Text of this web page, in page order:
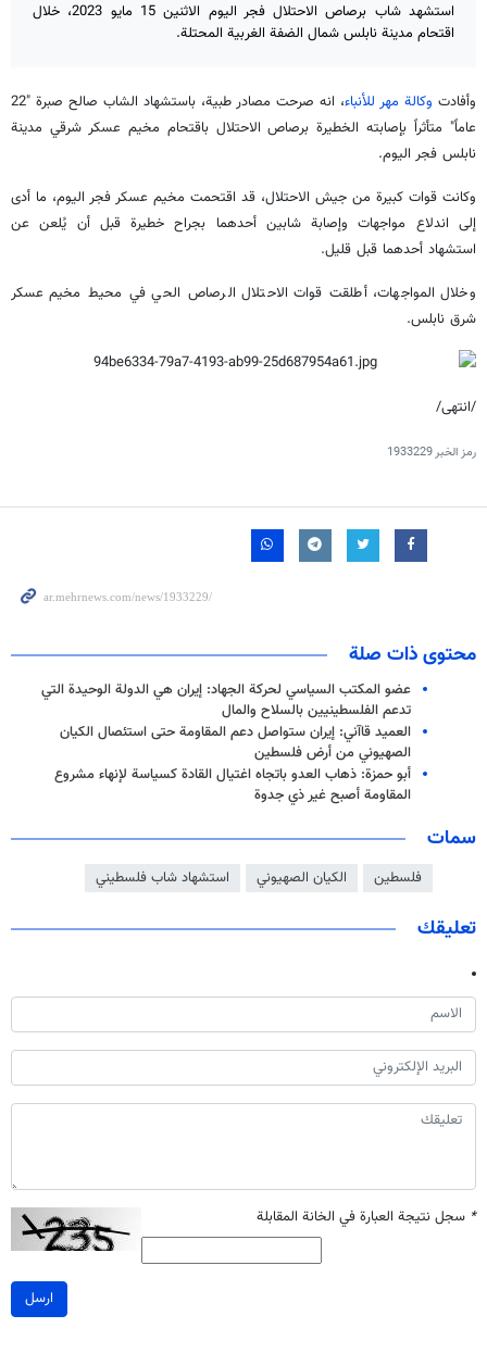
استشهد شاب برصاص الاحتلال فجر اليوم الاثنين 15 مايو 2023، خلال
اقتحام مدينة نابلس شمال الضفة الغربية المحتلة.
وأفادت وكالة مهر للأنباء
، انه صرحت مصادر طبية، باستشهاد الشاب صالح صبرة "22
عاماً" متأثراً بإصابته الخطيرة برصاص الاحتلال باقتحام مخيم عسكر شرقي مدينة
نابلس فجر اليوم.
وكانت قوات كبيرة من جيش الاحتلال، قد اقتحمت مخيم عسكر فجر اليوم، ما أدى
إلى اندلاع مواجهات وإصابة شابين أحدهما بجراح خطيرة قبل أن يُلعن عن
استشهاد أحدهما قبل قليل.
وخلال المواجهات، أطلقت قوات الاحتلال الرصاص الحي في محيط مخيم عسكر
شرق نابلس.
/انتهى/
رمز الخبر1933229
محتوى ذات صلة
عضو المكتب السياسي لحركة الجهاد: إيران هي الدولة الوحيدة التي
تدعم الفلسطينيين بالسلاح والمال
العميد قاآني: إيران ستواصل دعم المقاومة حتى استئصال الكيان
الصهيوني من أرض فلسطين
أبو حمزة: ذهاب العدو باتجاه اغتيال القادة كسياسة لإنهاء مشروع
المقاومة أصبح غير ذي جدوة
سمات
فلسطين الكيان الصهيوني استشهاد شاب فلسطيني
تعليقك
* سجل نتيجة العبارة في الخانة المقابلة
ارسل